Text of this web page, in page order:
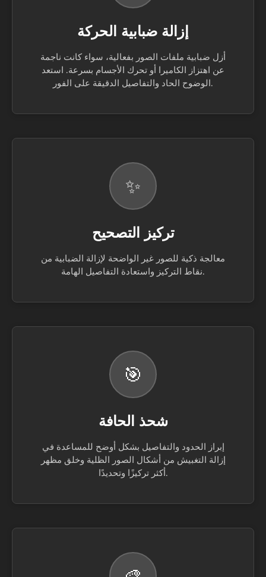
إزالة ضبابية الحركة
أزل ضبابية ملفات الصور بفعالية، سواء كانت ناجمة
عن اهتزاز الكاميرا أو تحرك الأجسام بسرعة. استعد
الوضوح الحاد والتفاصيل الدقيقة على الفور.
✨
تركيز التصحيح
معالجة ذكية للصور غير الواضحة لإزالة الضبابية من
نقاط التركيز واستعادة التفاصيل الهامة.
🎯
شحذ الحافة
إبراز الحدود والتفاصيل بشكل أوضح للمساعدة في
إزالة التغبيش من أشكال الصور الظلية وخلق مظهر
أكثر تركيزًا وتحديدًا.